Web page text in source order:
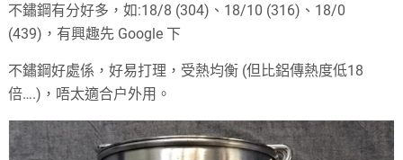
不鏽鋼有分好多，如:18/8 (304)、18/10 (316)、18/0
(439)，有興趣先 Google 下
不鏽鋼好處係，好易打理，受熱均衡 (但比鋁傳熱度低18
倍….)，唔太適合户外用。